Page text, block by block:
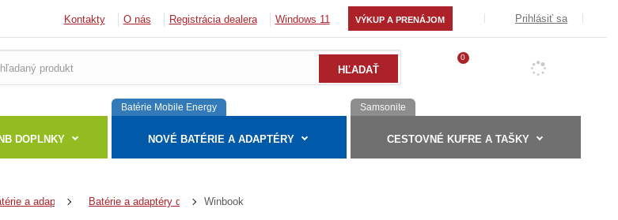
Kontakty O nás Registrácia dealera Windows 11 VÝKUP A PRENÁJOM Prihlásiť sa
0
DOPLNKY
Batérie Mobile Energy
NOVÉ BATÉRIE A ADAPTÉRY
Samsonite
CESTOVNÉ KUFRE A TAŠKY
a adaptéry Batérie a adaptéry do notebookov
Winbook